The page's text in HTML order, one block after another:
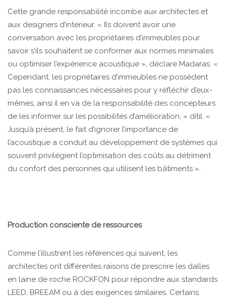
Cette grande responsabilité incombe aux architectes et
aux designers d’intérieur. « Ils doivent avoir une
conversation avec les propriétaires d’immeubles pour
savoir s’ils souhaitent se conformer aux normes minimales
ou optimiser l’expérience acoustique », déclare Madaras. «
Cependant, les propriétaires d’immeubles ne possèdent
pas les connaissances nécessaires pour y réfléchir d’eux-
mêmes, ainsi il en va de la responsabilité des concepteurs
de les informer sur les possibilités d’amélioration, » ditil. «
Jusqu’à présent, le fait d’ignorer l’importance de
l’acoustique a conduit au développement de systèmes qui
souvent privilégient l’optimisation des coûts au détriment
du confort des personnes qui utilisent les bâtiments ».
Production consciente de ressources
Comme l’illustrent les références qui suivent, les
architectes ont différentes raisons de prescrire les dalles
en laine de roche ROCKFON pour répondre aux standards
LEED, BREEAM ou à des exigences similaires. Certains